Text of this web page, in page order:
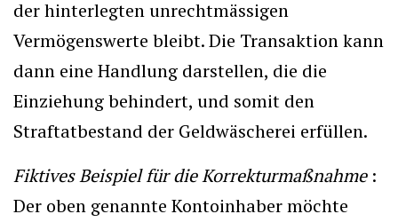
der hinterlegten unrechtmässigen
Vermögenswerte bleibt. Die Transaktion kann
dann eine Handlung darstellen, die die
Einziehung behindert, und somit den
Straftatbestand der Geldwäscherei erfüllen.
Fiktives Beispiel für die Korrekturmaßnahme:
Der oben genannte Kontoinhaber möchte